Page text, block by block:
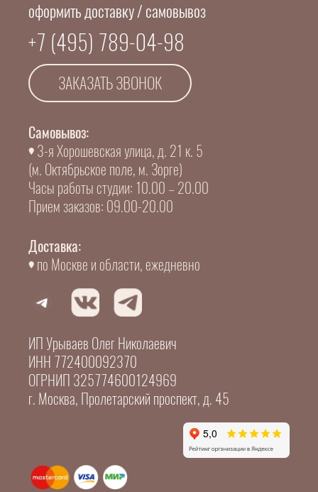
оформить доставку / самовывоз
+7 (495) 789-04-98
ЗАКАЗАТЬ ЗВОНОК
Самовывоз:
3-я Хорошевская улица, д. 21 к. 5
(м. Октябрьское поле, м. Зорге)
Часы работы студии: 10.00 – 20.00
Прием заказов: 09.00-20.00
Доставка:
по Москве и области, ежедневно
ИП Урываев Олег Николаевич
ИНН 772400092370
ОГРНИП 325774600124969
г. Москва, Пролетарский проспект, д. 45